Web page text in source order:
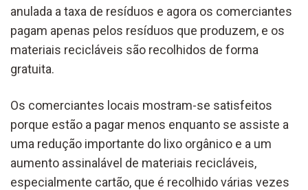
anulada a taxa de resíduos e agora os comerciantes
pagam apenas pelos resíduos que produzem, e os
materiais recicláveis são recolhidos de forma
gratuita.
Os comerciantes locais mostram-se satisfeitos
porque estão a pagar menos enquanto se assiste a
uma redução importante do lixo orgânico e a um
aumento assinalável de materiais recicláveis,
especialmente cartão, que é recolhido várias vezes